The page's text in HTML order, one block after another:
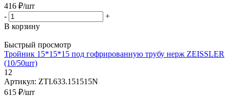
416 ₽/шт
-
+
В корзину
Быстрый просмотр
Тройник 15*15*15 под гофрированную трубу нерж ZEISSLER
(10/50шт)
12
Артикул: ZTI.633.151515N
615 ₽/шт